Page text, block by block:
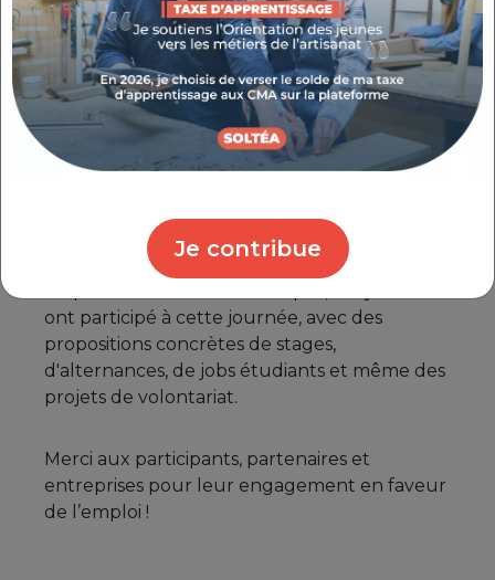
Je contribue
RSA.
Cette journée a permis à ces candidats de
rencontrer 10 entreprises engagées dans des
démarches RSE, ouvrant la voie à de futures
opportunités de recrutement.
DES OFFRES VARIÉES POUR LES
ont participé à cette journée, avec des
propositions concrètes de stages,
d'alternances, de jobs étudiants et même des
projets de volontariat.
Merci aux participants, partenaires et
entreprises pour leur engagement en faveur
de l’emploi !